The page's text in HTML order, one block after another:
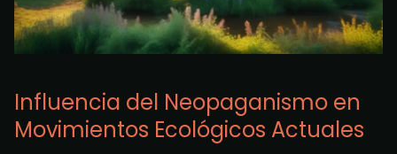
Influencia del Neopaganismo en
Movimientos Ecológicos Actuales